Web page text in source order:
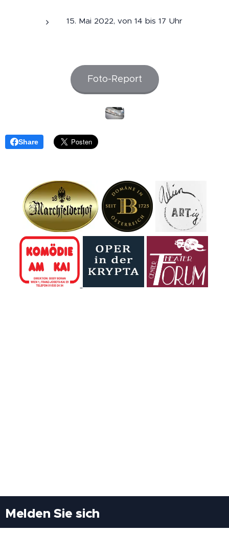
15. Mai 2022, von 14 bis 17 Uhr
Foto-Report
Share
Melden Sie sich